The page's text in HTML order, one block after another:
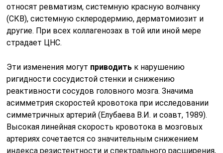
относят ревматизм, системную красную волчанку
(СКВ), системную склеродермию, дерматомиозит и
другие. При всех коллагенозах в той или иной мере
страдает ЦНС.
Эти изменения могут приводить к нарушению
ригидности сосудистой стенки и снижению
реактивности сосудов головного мозга. Значима
асимметрия скоростей кровотока при исследовании
симметричных артерий (Елубаева В.И. и соавт, 1989).
Высокая линейная скорость кровотока в мозговых
артериях сочетается со значительным снижением
индекса резистентности и спектрального расширения,